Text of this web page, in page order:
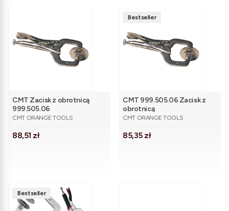
CMT Zacisk z obrotnicą
999.505.06
PRODUCENT
CMT ORANGE TOOLS
Cena
88,51 zł
Bestseller
CMT 999.505.06 Zacisk z
obrotnicą
PRODUCENT
CMT ORANGE TOOLS
Cena
85,35 zł
Bestseller